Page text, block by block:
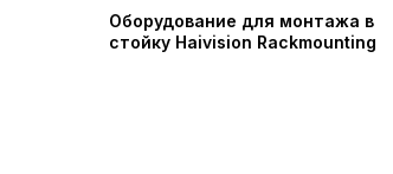
Оборудование для монтажа в
стойку Haivision Rackmounting